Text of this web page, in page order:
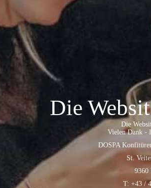
Die
Die
Vielen Dank -
DOSPA
St.
9360
T: +43 /